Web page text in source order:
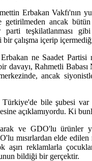
Erbakan Vakfı'nın
getirilmeden ancak
parti teşkilatlanması
çalışma içerip
ne Saadet
davayı, Rahmetli
ancak
bile şubesi var
açıklamıyordu. Ki
ve GDO'lu ürünler
mısırlardan elde
reklamlarla
bildiği bir gerçektir.